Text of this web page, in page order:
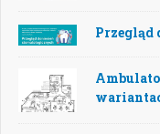
Przegląd